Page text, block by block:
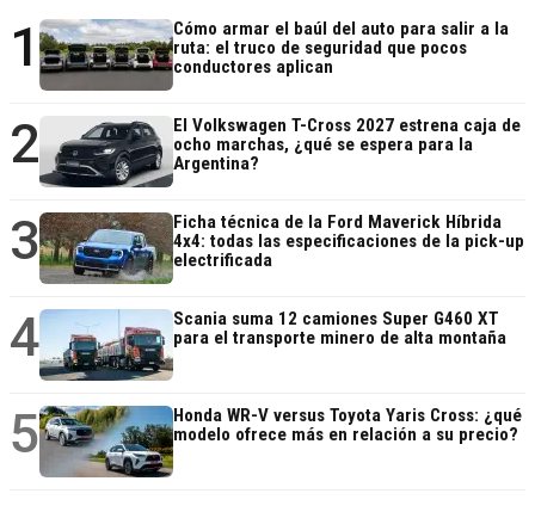
1
Cómo armar el baúl del auto para salir a la
ruta: el truco de seguridad que pocos
conductores aplican
2
El Volkswagen T-Cross 2027 estrena caja de
ocho marchas, ¿qué se espera para la
Argentina?
3
Ficha técnica de la Ford Maverick Híbrida
4x4: todas las especificaciones de la pick-up
electrificada
4
Scania suma 12 camiones Super G460 XT
para el transporte minero de alta montaña
5
Honda WR-V versus Toyota Yaris Cross: ¿qué
modelo ofrece más en relación a su precio?